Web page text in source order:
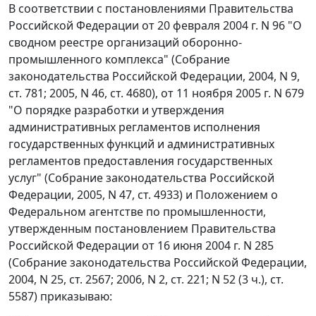
В соответствии с постановлениями Правительства
Российской Федерации от 20 февраля 2004 г. N 96 "О
сводном реестре организаций оборонно-
промышленного комплекса" (Собрание
законодательства Российской Федерации, 2004, N 9,
ст. 781; 2005, N 46, ст. 4680), от 11 ноября 2005 г. N 679
"О порядке разработки и утверждения
административных регламентов исполнения
государственных функций и административных
регламентов предоставления государственных
услуг" (Собрание законодательства Российской
Федерации, 2005, N 47, ст. 4933) и Положением о
Федеральном агентстве по промышленности,
утвержденным постановлением Правительства
Российской Федерации от 16 июня 2004 г. N 285
(Собрание законодательства Российской Федерации,
2004, N 25, ст. 2567; 2006, N 2, ст. 221; N 52 (3 ч.), ст.
5587) приказываю: